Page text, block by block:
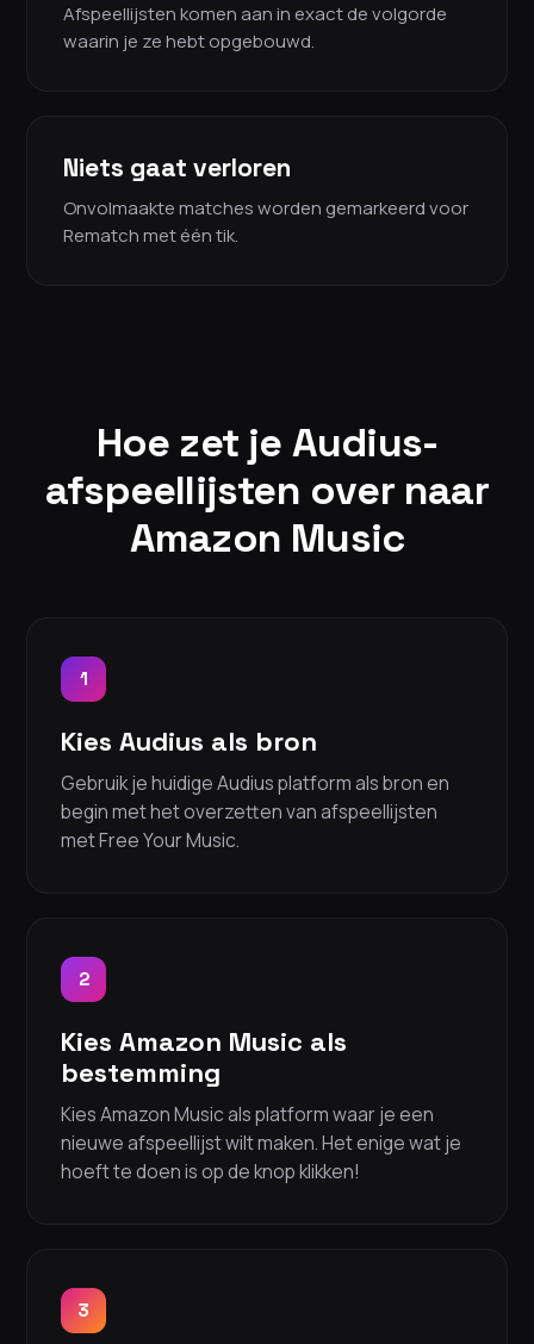
Afspeellijsten komen aan in exact de volgorde
waarin je ze hebt opgebouwd.
Niets gaat verloren
Onvolmaakte matches worden gemarkeerd voor
Rematch met één tik.
Hoe zet je Audius-
afspeellijsten over naar
Amazon Music
1
Kies Audius als bron
Gebruik je huidige Audius platform als bron en
begin met het overzetten van afspeellijsten
met Free Your Music.
2
Kies Amazon Music als
bestemming
Kies Amazon Music als platform waar je een
nieuwe afspeellijst wilt maken. Het enige wat je
hoeft te doen is op de knop klikken!
3